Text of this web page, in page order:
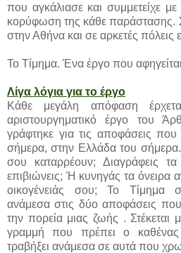
που αγκάλιασε και συμμετείχε
κορύφωση της κάθε παράστασης.
στην Αθήνα και σε αρκετές πόλεις
Το Τίμημα. Ένα έργο που
Λίγα λόγια για το έργο
Κάθε μεγάλη απόφαση
αριστουργηματικό έργο του
γράφτηκε για τις αποφάσεις
σήμερα, στην Ελλάδα του
σου καταρρέουν; Διαγράφεις
επιβιώνεις; Ή κυνηγάς τα όνειρα
οικογένειάς σου; Το Τίμημα
ανάμεσα στις δύο αποφάσεις
την πορεία μιας ζωής . Στέκεται
γραμμή που πρέπει ο
τραβήξει ανάμεσα σε αυτά που